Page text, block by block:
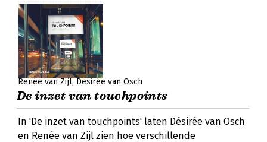
Renée van Zijl Désirée van Osch
De inzet van touchpoints
In 'De inzet van touchpoints' laten Désirée van Osch
en Renée van Zijl zien hoe verschillende